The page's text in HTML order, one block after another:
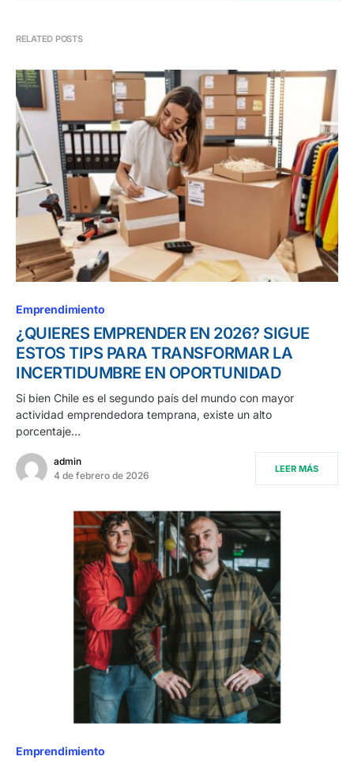
RELATED POSTS
Emprendimiento
¿QUIERES EMPRENDER EN 2026? SIGUE
ESTOS TIPS PARA TRANSFORMAR LA
INCERTIDUMBRE EN OPORTUNIDAD
Si bien Chile es el segundo país del mundo con mayor
actividad emprendedora temprana, existe un alto
porcentaje…
admin
4 de febrero de 2026
LEER MÁS
Emprendimiento